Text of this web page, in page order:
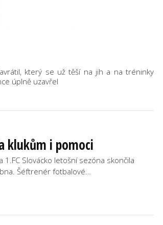
který se už těší na jih a na tréninky
úplně uzavřel
klukům i pomoci
1.FC Slovácko letošní sezóna skončila
Šéftrenér fotbalové…